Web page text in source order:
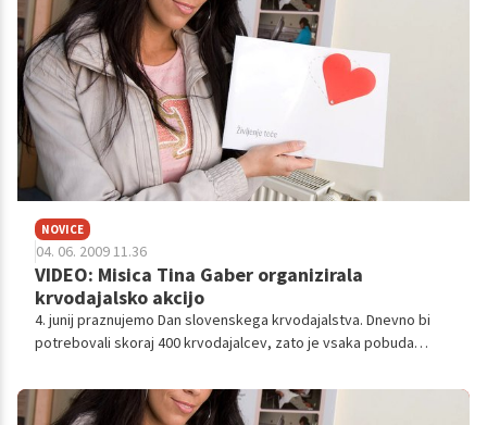
izbirali miss debelušk.
NOVICE
04. 06. 2009 11.36
VIDEO: Misica Tina Gaber organizirala
krvodajalsko akcijo
4. junij praznujemo Dan slovenskega krvodajalstva. Dnevno bi
potrebovali skoraj 400 krvodajalcev, zato je vsaka pobuda
hawaiian tropic, odzvale tudi njene kolegice.